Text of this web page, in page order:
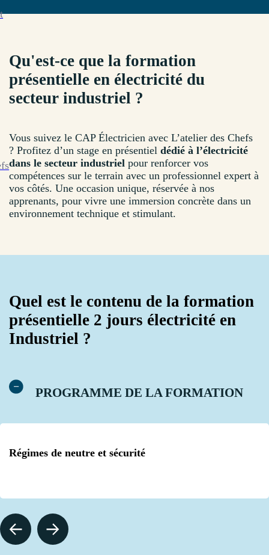
Qu'est-ce que la formation
présentielle en électricité du
secteur industriel ?
Vous suivez le CAP Électricien avec L’atelier des Chefs
? Profitez d’un stage en présentiel dédié à l’électricité
dans le secteur industriel pour renforcer vos
compétences sur le terrain avec un professionnel expert à
vos côtés. Une occasion unique, réservée à nos
apprenants, pour vivre une immersion concrète dans un
environnement technique et stimulant.
Quel est le contenu de la formation
présentielle 2 jours électricité en
Industriel ?
PROGRAMME DE LA FORMATION
Régimes de neutre et sécurité